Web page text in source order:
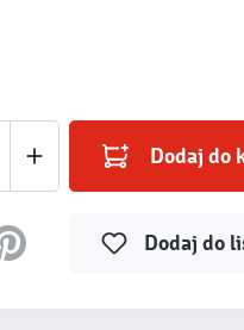
Wprowadź
Dodaj do
Dodaj do